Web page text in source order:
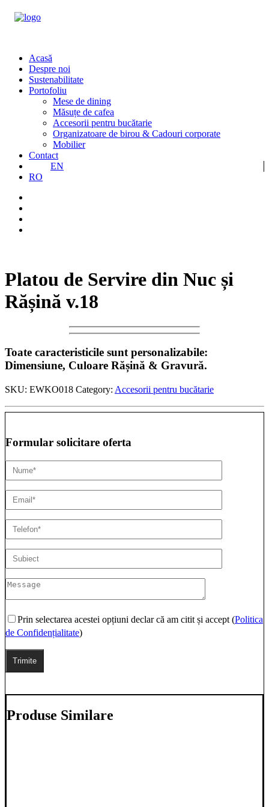
Acasă
Despre noi
Sustenabilitate
Portofoliu
Mese de dining
Măsuțe de cafea
Accesorii pentru bucătarie
Organizatoare de birou & Cadouri corporate
Mobilier
Contact
EN
RO
Platou de Servire din Nuc și
Rășină v.18
Toate caracteristicile sunt personalizabile:
Dimensiune, Culoare Rășină & Gravură.
SKU: EWKO018 Category: Accesorii pentru bucătarie
Formular solicitare oferta
Prin selectarea acestei opțiuni declar că am citit și accept (Politica
de Confidențialitate)
Produse Similare